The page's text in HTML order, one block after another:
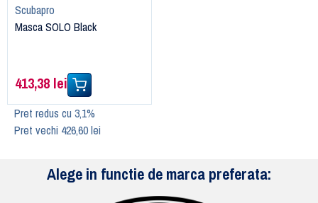
Scubapro
Masca SOLO Black
413,38 lei
Pret redus cu 3,1%
Pret vechi 426,60 lei
Alege in functie de marca preferata: